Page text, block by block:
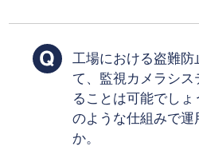
工場における盗難防
て、監視カメラシ
ることは可能でし
のような仕組みで運
か。